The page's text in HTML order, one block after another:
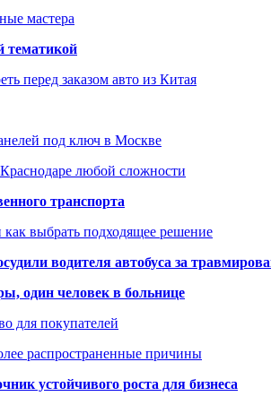
мастера
тематикой
перед заказом авто из Китая
под ключ в Москве
любой сложности
транспорта
выбрать подходящее решение
водителя автобуса за
один человек в больнице
для покупателей
распространенные причины
устойчивого роста для бизнеса